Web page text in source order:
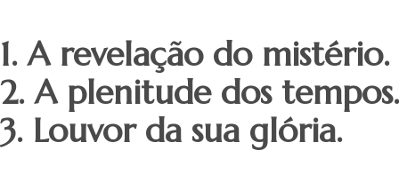
1. A revelação do mistério.
2. A plenitude dos tempos.
3. Louvor da sua glória.